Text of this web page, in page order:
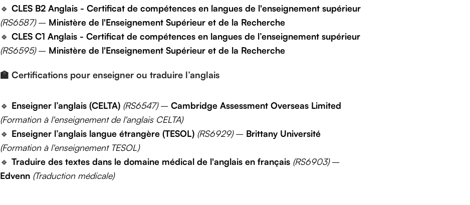
🔹 CLES B2 Anglais - Certificat de compétences en langues de l'enseignement supérieur
(RS6587)– Ministère de l'Enseignement Supérieur et de la Recherche
🔹 CLES C1 Anglais - Certificat de compétences en langues de l’enseignement supérieur
(RS6595)– Ministère de l'Enseignement Supérieur et de la Recherche
🏫 Certifications pour enseigner ou traduire l’anglais
🔹 Enseigner l’anglais (CELTA) (RS6547)– Cambridge Assessment Overseas Limited
(Formation à l'enseignement de l'anglais CELTA)
🔹 Enseigner l’anglais langue étrangère (TESOL) (RS6929)– Brittany Université
(Formation à l'enseignement TESOL)
🔹 Traduire des textes dans le domaine médical de l'anglais en français (RS6903)–
Edvenn (Traduction médicale)